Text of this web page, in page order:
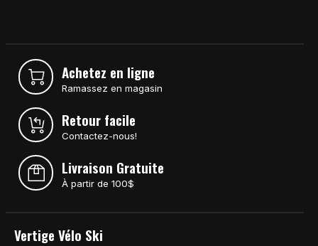
Achetez en ligne
Ramassez en magasin
Retour facile
Contactez-nous!
Livraison Gratuite
À partir de 100$
Vertige Vélo Ski